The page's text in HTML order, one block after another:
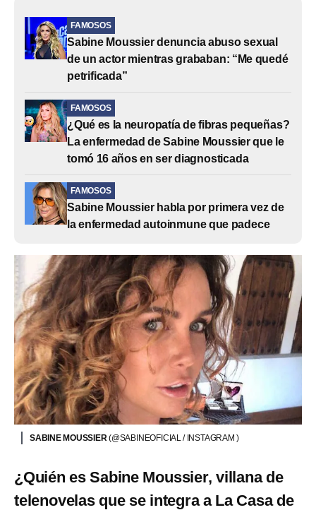
FAMOSOS
Sabine Moussier denuncia abuso sexual
de un actor mientras grababan: “Me quedé
petrificada”
FAMOSOS
¿Qué es la neuropatía de fibras pequeñas?
La enfermedad de Sabine Moussier que le
tomó 16 años en ser diagnosticada
FAMOSOS
Sabine Moussier habla por primera vez de
la enfermedad autoinmune que padece
SABINE MOUSSIER (@SABINEOFICIAL / INSTAGRAM )
¿Quién es Sabine Moussier, villana de
telenovelas que se integra a La Casa de